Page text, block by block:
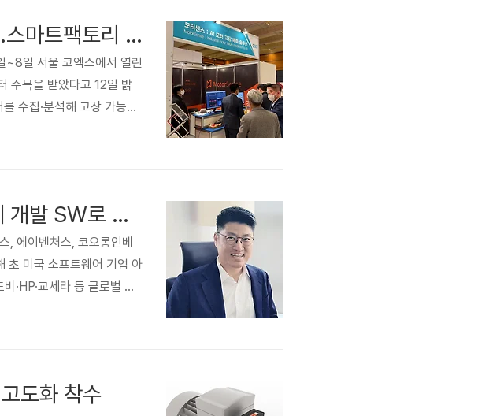
이파피루스, AI예지보전 솔루션 '모터센스'…스마트팩토리 전시 현장에서 주목
~8일 서울 코엑스에서 열린
주목을 받았다고 12일 밝
수집·분석해 고장 가능성
내장하고 있다. 가동 중
[영업이익 강소기업] (44) 이파피루스, 자체 개발 SW로 대박…글로벌 M&A도
, 에이벤처스, 코오롱인베
초 미국 소프트웨어 기업 아
·HP·교세라 등 글로벌 프
공급하는 회사다. 국내
도화 착수